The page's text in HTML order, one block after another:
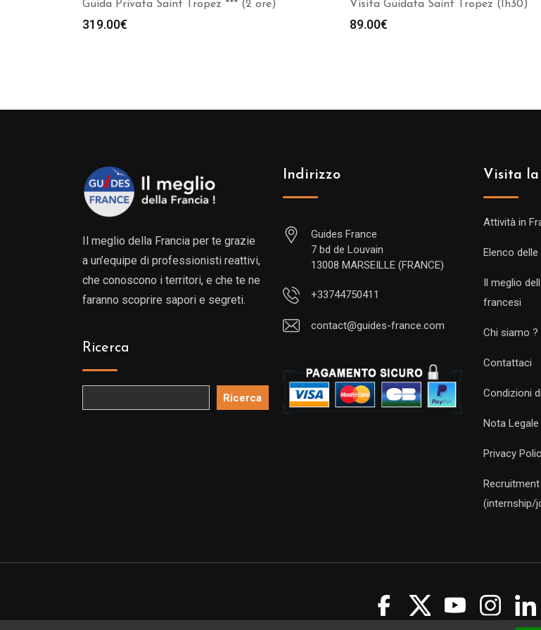
Guida Privata Saint Tropez *** (2 ore)
319.00€
Visita Guidata Saint Tropez (1h30)
89.00€
Il meglio della Francia per te grazie
a un’equipe di professionisti reattivi,
che conoscono i territori, e che te ne
faranno scoprire sapori e segreti.
Ricerca
Ricerca
Indirizzo
Guides France
7 bd de Louvain
13008 MARSEILLE (FRANCE)
+33744750411
contact@guides-france.com
Visita
Attività in
Elenco
Il meglio
francesi
Chi siamo ?
Contattaci
Condizioni
Nota Legale
Privacy
(internship/